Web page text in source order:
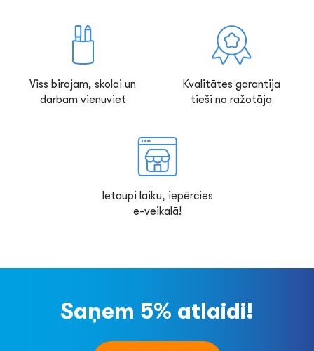
Viss birojam, skolai un
darbam vienuviet
Kvalitātes garantija
tieši no ražotāja
Ietaupi laiku, iepērcies
e-veikalā!
Saņem 5% atlaidi!